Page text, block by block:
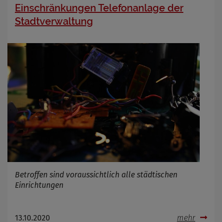
Einschränkungen Telefonanlage der
Stadtverwaltung
Betroffen sind voraussichtlich alle städtischen
Einrichtungen
13.10.2020 mehr